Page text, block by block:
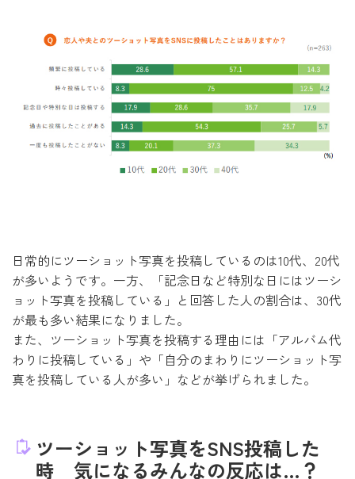
日常的にツーショット写真を投稿しているのは10代、20代
が多いようです。一方、「記念日など特別な日にはツーシ
ョット写真を投稿している」と回答した人の割合は、30代
が最も多い結果になりました。
また、ツーショット写真を投稿する理由には「アルバム代
わりに投稿している」や「自分のまわりにツーショット写
真を投稿している人が多い」などが挙げられました。
ツーショット写真をSNS投稿した
時 気になるみんなの反応は…？